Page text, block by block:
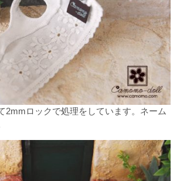
2mmロックで処理をしています。ネーム